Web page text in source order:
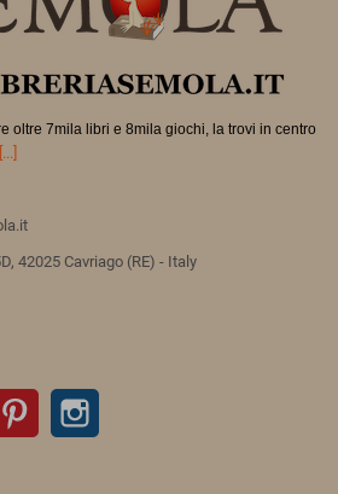
oltre 7mila libri e 8mila giochi, la trovi in centro
[...]
42025 Cavriago (RE) - Italy
Pinterest